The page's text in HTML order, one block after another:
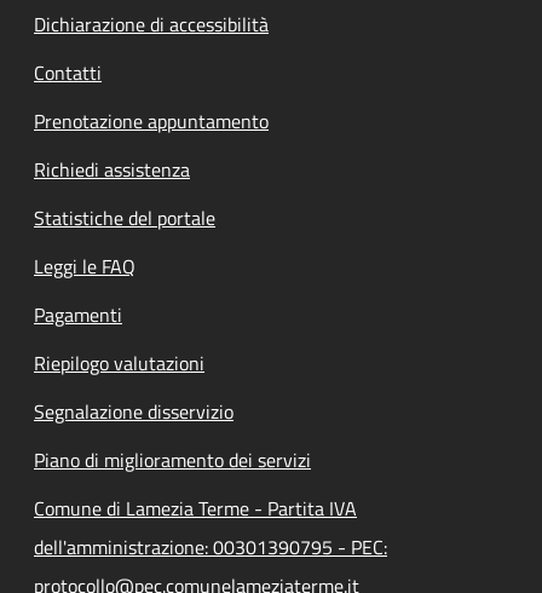
Dichiarazione di accessibilità
Contatti
Prenotazione appuntamento
Richiedi assistenza
Statistiche del portale
Leggi le FAQ
Pagamenti
Riepilogo valutazioni
Segnalazione disservizio
Piano di miglioramento dei servizi
Comune di Lamezia Terme - Partita IVA
dell'amministrazione: 00301390795 - PEC:
protocollo@pec.comunelameziaterme.it